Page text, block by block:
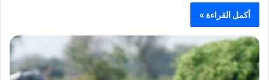
أكمل القراءة »